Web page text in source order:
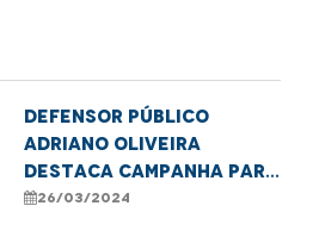
Defensor público
Adriano Oliveira
destaca campanha para
emissão de título de
26/03/2024